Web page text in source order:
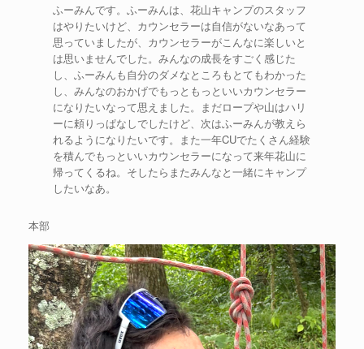
ふーみんです。ふーみんは、花山キャンプのスタッフ
はやりたいけど、カウンセラーは自信がないなあって
思っていましたが、カウンセラーがこんなに楽しいと
は思いませんでした。みんなの成長をすごく感じた
し、ふーみんも自分のダメなところもとてもわかった
し、みんなのおかげでもっともっといいカウンセラー
になりたいなって思えました。まだロープや山はハリ
ーに頼りっぱなしでしたけど、次はふーみんが教えら
れるようになりたいです。また一年CUでたくさん経験
を積んでもっといいカウンセラーになって来年花山に
帰ってくるね。そしたらまたみんなと一緒にキャンプ
したいなあ。
本部